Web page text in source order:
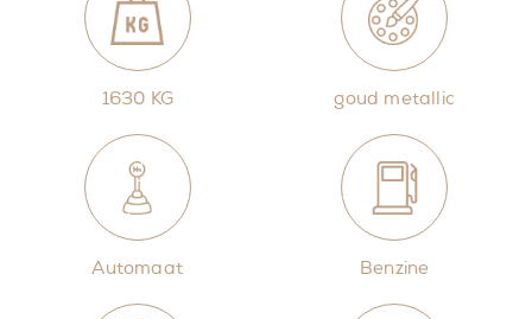
1630 KG goud metallic
Automaat Benzine